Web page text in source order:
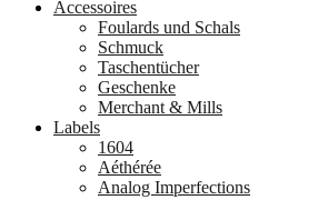
Accessoires
Foulards und Schals
Schmuck
Taschentücher
Geschenke
Merchant & Mills
Labels
1604
Aéthérée
Analog Imperfections